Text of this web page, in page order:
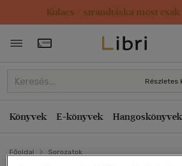
Kulacs / strandtáska most csak
Törzsvásárlói Kártya adatai
Részletes
Könyvek E-könyvek Hangoskönyvek
Főoldal Sorozatok
Szűrés
Összes
Gyermek és ifjúsági
Rendezés
Relevancia
Kiadás éve szerint növekvő
Ár szerint növekvő